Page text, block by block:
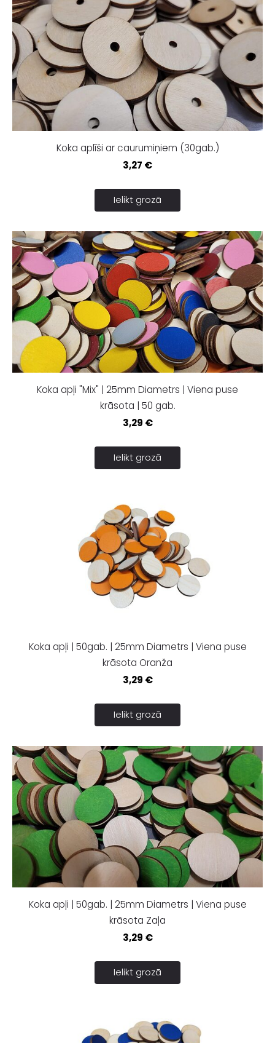
Koka aplīši ar caurumiņiem (30gab.)
3,27 €
Ielikt grozā
Koka apļi "Mix" | 25mm Diametrs | Viena puse
krāsota | 50 gab.
3,29 €
Ielikt grozā
Koka apļi | 50gab. | 25mm Diametrs | Viena puse
krāsota Oranža
3,29 €
Ielikt grozā
Koka apļi | 50gab. | 25mm Diametrs | Viena puse
krāsota Zaļa
3,29 €
Ielikt grozā